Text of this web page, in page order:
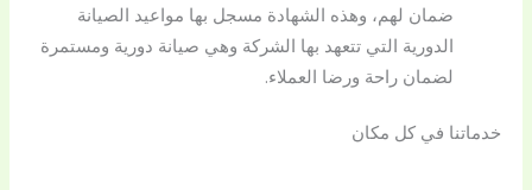
ضمان لهم، وهذه الشهادة مسجل بها مواعيد الصيانة
الدورية التي تتعهد بها الشركة وهي صيانة دورية ومستمرة
لضمان راحة ورضا العملاء.
خدماتنا في كل مكان